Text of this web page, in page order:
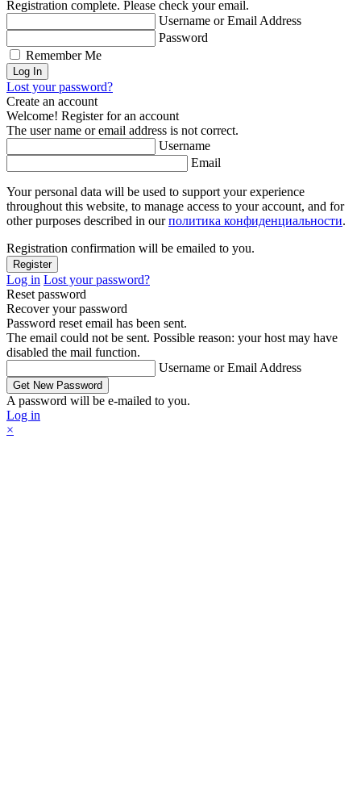
Registration complete. Please check your email.
Username or Email Address
Password
Remember Me
Lost your password?
Create an account
Welcome! Register for an account
The user name or email address is not correct.
Username
Email
Your personal data will be used to support your experience
throughout this website, to manage access to your account, and for
other purposes described in ourполитика конфиденциальности.
Registration confirmation will be emailed to you.
Log in Lost your password?
Reset password
Recover your password
Password reset email has been sent.
The email could not be sent. Possible reason: your host may have
disabled the mail function.
Username or Email Address
A password will be e-mailed to you.
Log in
×